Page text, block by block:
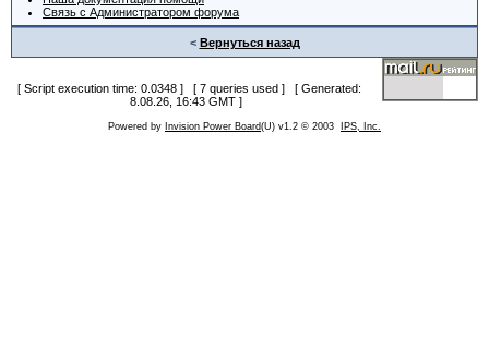
Связь с Администратором форума
< Вернуться назад
[ Script execution time: 0.0348 ] [ 7 queries used ] [ Generated:
8.08.26, 16:43 GMT ]
Powered by Invision Power Board(U) v1.2 © 2003 IPS, Inc.